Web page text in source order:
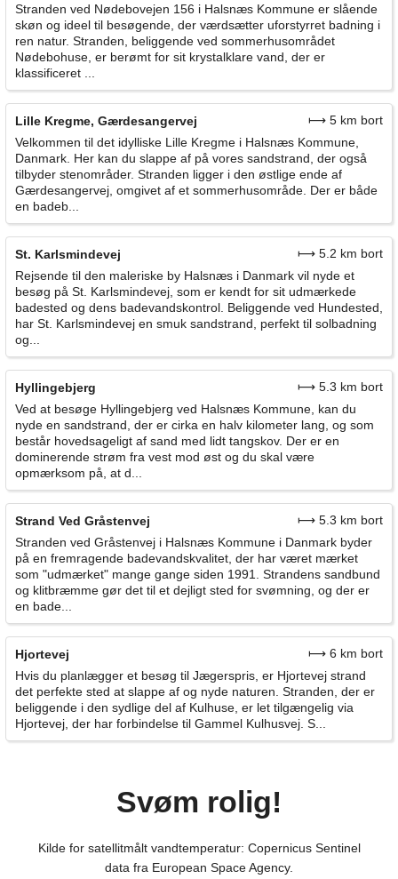
Stranden ved Nødebovejen 156 i Halsnæs Kommune er slående
skøn og ideel til besøgende, der værdsætter uforstyrret badning i
ren natur. Stranden, beliggende ved sommerhusområdet
Nødebohuse, er berømt for sit krystalklare vand, der er
klassificeret ...
Lille Kregme, Gærdesangervej
⟼ 5 km bort
Velkommen til det idylliske Lille Kregme i Halsnæs Kommune,
Danmark. Her kan du slappe af på vores sandstrand, der også
tilbyder stenområder. Stranden ligger i den østlige ende af
Gærdesangervej, omgivet af et sommerhusområde. Der er både
en badeb...
St. Karlsmindevej
⟼ 5.2 km bort
Rejsende til den maleriske by Halsnæs i Danmark vil nyde et
besøg på St. Karlsmindevej, som er kendt for sit udmærkede
badested og dens badevandskontrol. Beliggende ved Hundested,
har St. Karlsmindevej en smuk sandstrand, perfekt til solbadning
og...
Hyllingebjerg
⟼ 5.3 km bort
Ved at besøge Hyllingebjerg ved Halsnæs Kommune, kan du
nyde en sandstrand, der er cirka en halv kilometer lang, og som
består hovedsageligt af sand med lidt tangskov. Der er en
dominerende strøm fra vest mod øst og du skal være
opmærksom på, at d...
Strand Ved Gråstenvej
⟼ 5.3 km bort
Stranden ved Gråstenvej i Halsnæs Kommune i Danmark byder
på en fremragende badevandskvalitet, der har været mærket
som "udmærket" mange gange siden 1991. Strandens sandbund
og klitbræmme gør det til et dejligt sted for svømning, og der er
en bade...
Hjortevej
⟼ 6 km bort
Hvis du planlægger et besøg til Jægerspris, er Hjortevej strand
det perfekte sted at slappe af og nyde naturen. Stranden, der er
beliggende i den sydlige del af Kulhuse, er let tilgængelig via
Hjortevej, der har forbindelse til Gammel Kulhusvej. S...
Svøm rolig!
Kilde for satellitmålt vandtemperatur: Copernicus Sentinel
data fra European Space Agency.